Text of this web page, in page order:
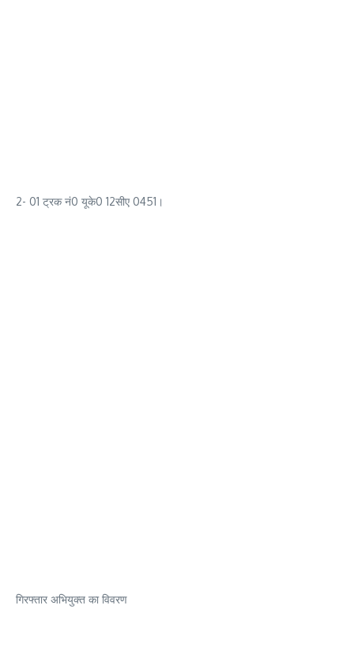
2- 01 ट्रक नं0 यूके0 12सीए 0451।
गिरफ्तार अभियुक्त का विवरण